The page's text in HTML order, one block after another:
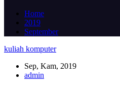
Home
2019
September
kuliah komputer
Sep, Kam, 2019
admin